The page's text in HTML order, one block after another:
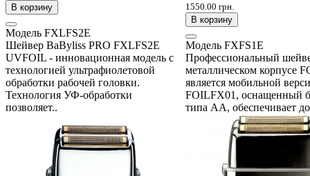
В корзину
Модель FXLFS2E
Шейвер BaByliss PRO FXLFS2E
UVFOIL - инновационная модель с
технологией ультрафиолетовой
обработки рабочей головки.
Технология УФ-обработки
позволяет..
1550.00 грн.
В корзину
Модель FXFS1E
Профессиональный
металлическом корпусе
является мобильной
FOILFX01, оснащенный
типа АА, обеспечивает